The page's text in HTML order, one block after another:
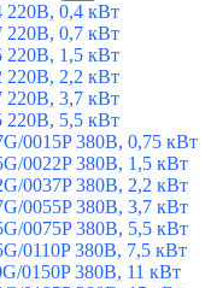
220В, 0,4 кВт
220В, 0,7 кВт
220В, 1,5 кВт
220В, 2,2 кВт
220В, 3,7 кВт
220В, 5,5 кВт
0015P 380В, 0,75 кВт
0022P 380В, 1,5 кВт
0037P 380В, 2,2 кВт
0055P 380В, 3,7 кВт
0075P 380В, 5,5 кВт
0110P 380В, 7,5 кВт
0150P 380В, 11 кВт